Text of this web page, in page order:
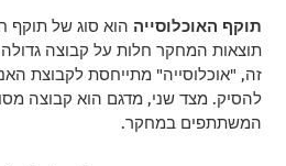
תוקף האוכלוסייה הוא סוג של תוקף
תוצאות המחקר חלות על קבוצה
זה, "אוכלוסייה" מתייחסת לקבוצת
להסיק. מצד שני, מדגם הוא קבוצה
המשתתפים במחקר.